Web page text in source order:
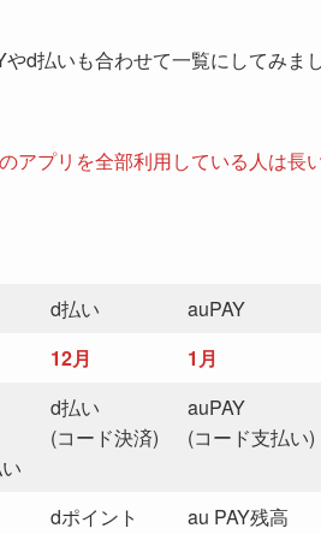
d払いも合わせて一覧にしてみまし
アプリを全部利用している人は長
d払い
auPAY
12月
1月
d払い
(コード決済)
auPAY
(コード支払い)
dポイント
au PAY残高